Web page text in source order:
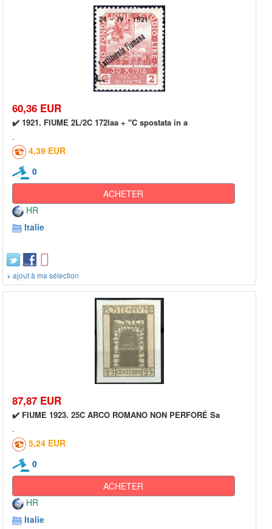
60,36 EUR
✔️ 1921. FIUME 2L/2C 172laa + "C spostata in a
4,39 EUR
0
ACHETER
HR
Italie
+ ajout à ma sélection
87,87 EUR
✔️ FIUME 1923. 25C ARCO ROMANO NON PERFORÉ Sa
5,24 EUR
0
ACHETER
HR
Italie